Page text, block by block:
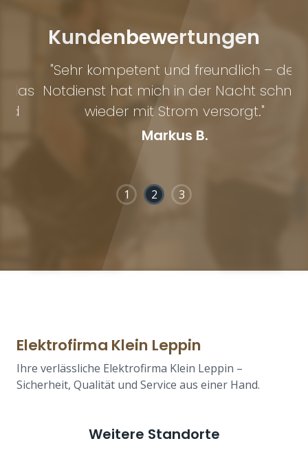
Kundenbewertungen
"Sehr kompetent und freundlich – der
Notdienst hat mich in der Nacht schnell
wieder mit Strom versorgt."
Markus B.
1 2 3
Elektrofirma Klein Leppin
Ihre verlässliche Elektrofirma Klein Leppin –
Sicherheit, Qualität und Service aus einer Hand.
Weitere Standorte